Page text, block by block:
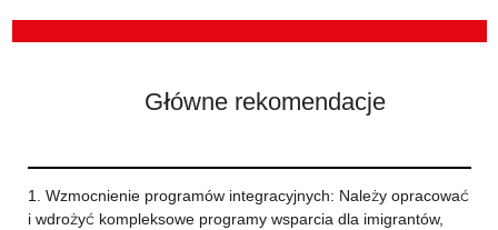
Główne rekomendacje
1. Wzmocnienie programów integracyjnych: Należy opracować
i wdrożyć kompleksowe programy wsparcia dla imigrantów,